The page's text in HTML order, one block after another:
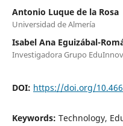
Antonio Luque de la Rosa
Universidad de Almería
Isabel Ana Eguizábal-
Investigadora Grupo
DOI: https://doi.org/
Keywords: Technology,